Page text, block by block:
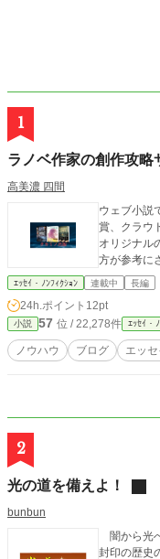
1
ラノベ作家の創作攻略
高美濃 四間
ウェブ小説
賞、クラウ
オリジナル
方が参考に
ｴｯｾｲ・ﾉﾝﾌｨｸｼｮﾝ 連載中 長編
24h.ポイント 12pt
小説 57 位 / 22,278件 ｴｯｾｲ・
ノウハウ ブログ エッセ
2
光の道を備えよ！
bunbun
闇から光
封印の歴史